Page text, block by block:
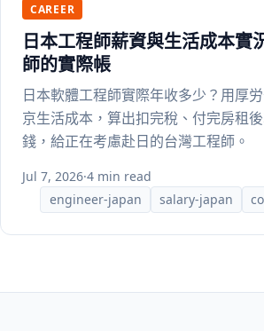
CAREER
日本工程師薪資與生活成本實
師的實際帳
日本軟體工程師實際年收多少？用厚
京生活成本，算出扣完稅、付完房租
錢，給正在考慮赴日的台灣工程師。
Jul 7, 2026·4 min read
engineer-japan
salary-japan